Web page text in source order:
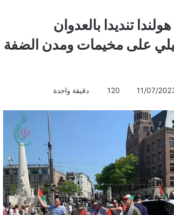
تنديدا بالعدوان
على مخيمات ومدن الضفة
11/07/
120 دقيقة واحدة